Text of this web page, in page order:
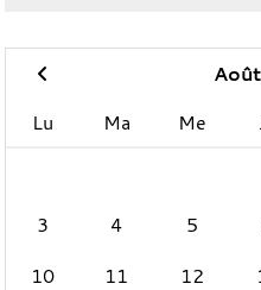
Lu
Ma Me
3
4 5
10
11 12